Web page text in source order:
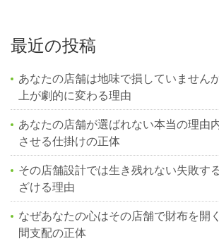
最近の投稿
あなたの店舗は地味で損していません
上が劇的に変わる理由
あなたの店舗が選ばれない本当の理由
させる仕掛けの正体
その店舗設計では生き残れない失敗す
ざける理由
なぜあなたの心はその店舗で財布を開
間支配の正体